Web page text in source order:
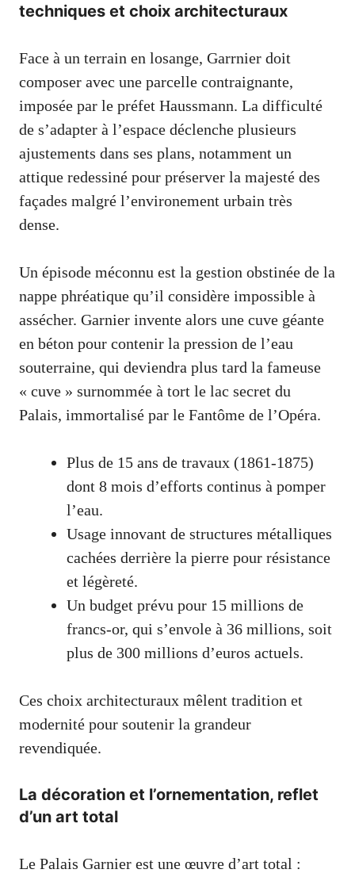
techniques et choix architecturaux
Face à un terrain en losange, Garrnier doit
composer avec une parcelle contraignante,
imposée par le préfet Haussmann. La difficulté
de s’adapter à l’espace déclenche plusieurs
ajustements dans ses plans, notamment un
attique redessiné pour préserver la majesté des
façades malgré l’environement urbain très
dense.
Un épisode méconnu est la gestion obstinée de la
nappe phréatique qu’il considère impossible à
assécher. Garnier invente alors une cuve géante
en béton pour contenir la pression de l’eau
souterraine, qui deviendra plus tard la fameuse
« cuve » surnommée à tort le lac secret du
Palais, immortalisé par le Fantôme de l’Opéra.
Plus de 15 ans de travaux (1861-1875)
dont 8 mois d’efforts continus à pomper
l’eau.
Usage innovant de structures métalliques
cachées derrière la pierre pour résistance
et légèreté.
Un budget prévu pour 15 millions de
francs-or, qui s’envole à 36 millions, soit
plus de 300 millions d’euros actuels.
Ces choix architecturaux mêlent tradition et
modernité pour soutenir la grandeur
revendiquée.
La décoration et l’ornementation, reflet
d’un art total
Le Palais Garnier est une œuvre d’art total :